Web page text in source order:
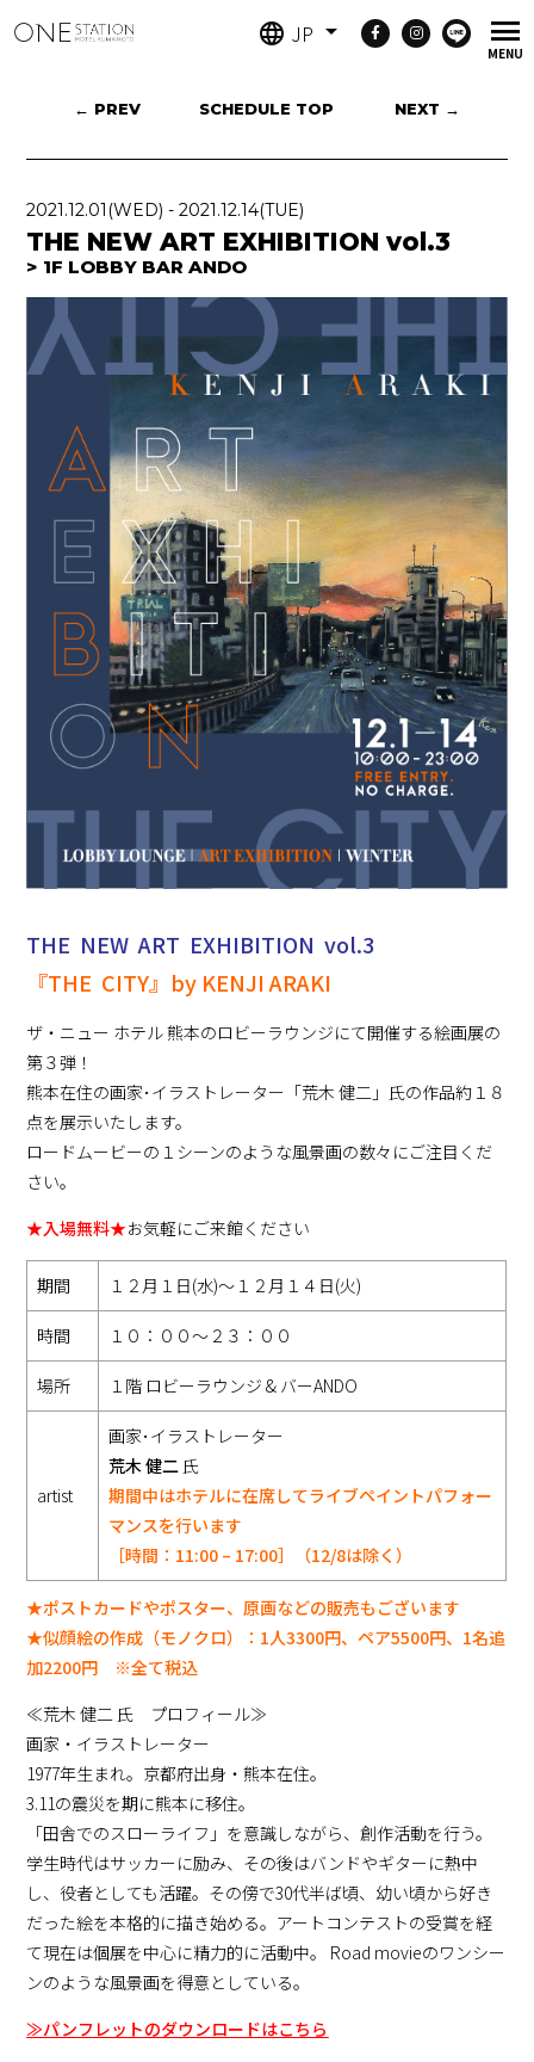
JP
← PREV SCHEDULE TOP NEXT →
2021.12.01 (WED) -2021.12.14(TUE)
THE NEW ART EXHIBITION vol.3
1F LOBBY BAR ANDO
THE NEW ART EXHIBITION vol.3
『THE CITY』by KENJI ARAKI
ザ・ニュー ホテル 熊本のロビーラウンジにて開催する絵画展の
第３弾！
熊本在住の画家･イラストレーター「荒木 健二」氏の作品約１８
点を展示いたします。
ロードムービーの１シーンのような風景画の数々にご注目くだ
さい。
★入場無料★お気軽にご来館ください
期間 １２月１日(水)～１２月１４日(火)
時間 １０：００～２３：００
場所 １階 ロビーラウンジ & バーANDO
artist
画家･イラストレーター
荒木 健二 氏
期間中はホテルに在席してライブペイントパフォー
マンスを行います
［時間：11:00 – 17:00］（12/8は除く）
★ポストカードやポスター、原画などの販売もございます
★似顔絵の作成（モノクロ）：1人3300円、ペア5500円、1名追
加2200円 ※全て税込
≪荒木 健二 氏 プロフィール≫
画家・イラストレーター
1977年生まれ。京都府出身・熊本在住。
3.11の震災を期に熊本に移住。
「田舎でのスローライフ」を意識しながら、創作活動を行う。
学生時代はサッカーに励み、その後はバンドやギターに熱中
し、役者としても活躍。その傍で30代半ば頃、幼い頃から好き
だった絵を本格的に描き始める。アートコンテストの受賞を経
て現在は個展を中心に精力的に活動中。 Road movieのワンシー
ンのような風景画を得意としている。
≫パンフレットのダウンロードはこちら